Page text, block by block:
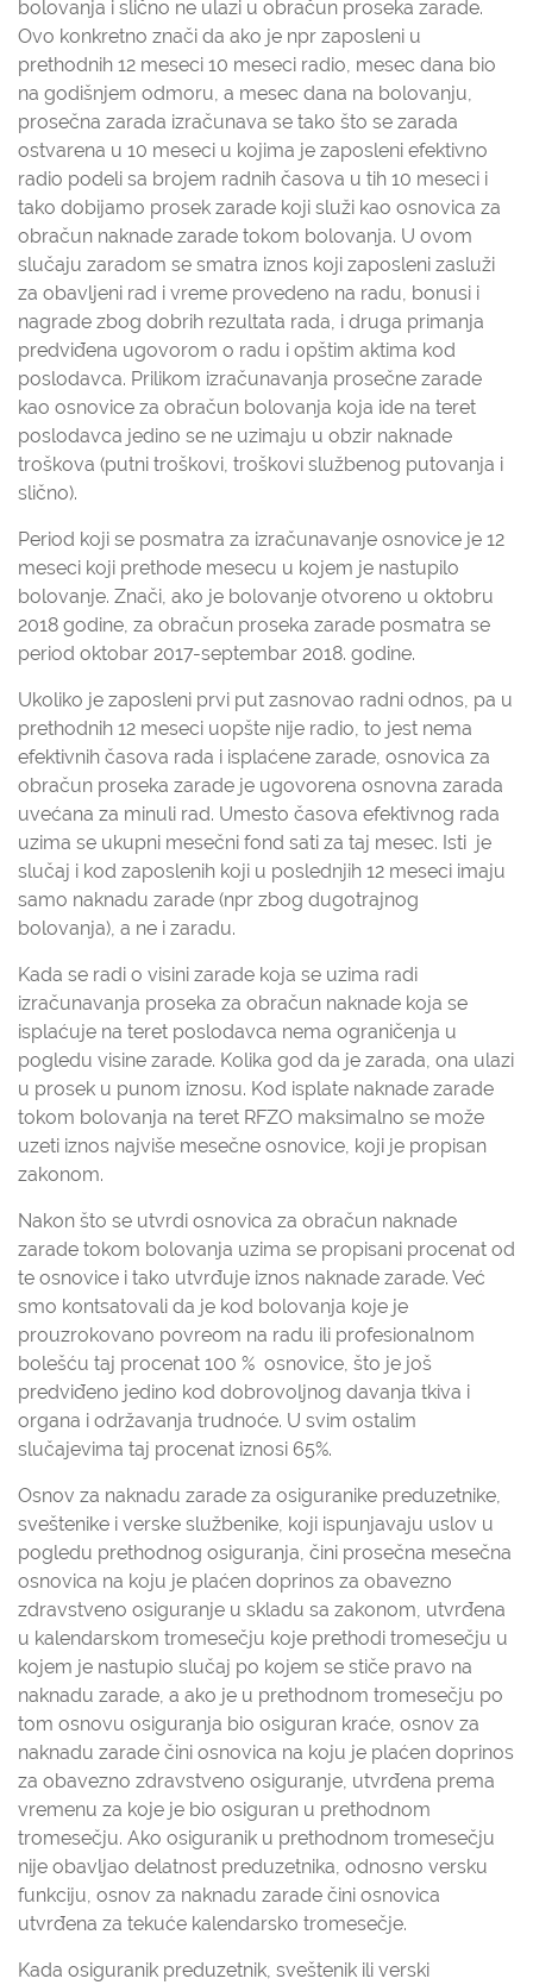
bolovanja i slično ne ulazi u obračun proseka zarade.
Ovo konkretno znači da ako je npr zaposleni u
prethodnih 12 meseci 10 meseci radio, mesec dana bio
na godišnjem odmoru, a mesec dana na bolovanju,
prosečna zarada izračunava se tako što se zarada
ostvarena u 10 meseci u kojima je zaposleni efektivno
radio podeli sa brojem radnih časova u tih 10 meseci i
tako dobijamo prosek zarade koji služi kao osnovica za
obračun naknade zarade tokom bolovanja. U ovom
slučaju zaradom se smatra iznos koji zaposleni zasluži
za obavljeni rad i vreme provedeno na radu, bonusi i
nagrade zbog dobrih rezultata rada, i druga primanja
predviđena ugovorom o radu i opštim aktima kod
poslodavca. Prilikom izračunavanja prosečne zarade
kao osnovice za obračun bolovanja koja ide na teret
poslodavca jedino se ne uzimaju u obzir naknade
troškova (putni troškovi, troškovi službenog putovanja i
slično).
Period koji se posmatra za izračunavanje osnovice je 12
meseci koji prethode mesecu u kojem je nastupilo
bolovanje. Znači, ako je bolovanje otvoreno u oktobru
2018 godine, za obračun proseka zarade posmatra se
period oktobar 2017-septembar 2018. godine.
Ukoliko je zaposleni prvi put zasnovao radni odnos, pa u
prethodnih 12 meseci uopšte nije radio, to jest nema
efektivnih časova rada i isplaćene zarade, osnovica za
obračun proseka zarade je ugovorena osnovna zarada
uvećana za minuli rad. Umesto časova efektivnog rada
uzima se ukupni mesečni fond sati za taj mesec. Isti je
slučaj i kod zaposlenih koji u poslednjih 12 meseci imaju
samo naknadu zarade (npr zbog dugotrajnog
bolovanja), a ne i zaradu.
Kada se radi o visini zarade koja se uzima radi
izračunavanja proseka za obračun naknade koja se
isplaćuje na teret poslodavca nema ograničenja u
pogledu visine zarade. Kolika god da je zarada, ona ulazi
u prosek u punom iznosu. Kod isplate naknade zarade
tokom bolovanja na teret RFZO maksimalno se može
uzeti iznos najviše mesečne osnovice, koji je propisan
zakonom.
Nakon što se utvrdi osnovica za obračun naknade
zarade tokom bolovanja uzima se propisani procenat od
te osnovice i tako utvrđuje iznos naknade zarade. Već
smo kontsatovali da je kod bolovanja koje je
prouzrokovano povreom na radu ili profesionalnom
bolešću taj procenat 100 % osnovice, što je još
predviđeno jedino kod dobrovoljnog davanja tkiva i
organa i održavanja trudnoće. U svim ostalim
slučajevima taj procenat iznosi 65%.
Osnov za naknadu zarade za osiguranike preduzetnike,
sveštenike i verske službenike, koji ispunjavaju uslov u
pogledu prethodnog osiguranja, čini prosečna mesečna
osnovica na koju je plaćen doprinos za obavezno
zdravstveno osiguranje u skladu sa zakonom, utvrđena
u kalendarskom tromesečju koje prethodi tromesečju u
kojem je nastupio slučaj po kojem se stiče pravo na
naknadu zarade, a ako je u prethodnom tromesečju po
tom osnovu osiguranja bio osiguran kraće, osnov za
naknadu zarade čini osnovica na koju je plaćen doprinos
za obavezno zdravstveno osiguranje, utvrđena prema
vremenu za koje je bio osiguran u prethodnom
tromesečju. Ako osiguranik u prethodnom tromesečju
nije obavljao delatnost preduzetnika, odnosno versku
funkciju, osnov za naknadu zarade čini osnovica
utvrđena za tekuće kalendarsko tromesečje.
Kada osiguranik preduzetnik, sveštenik ili verski